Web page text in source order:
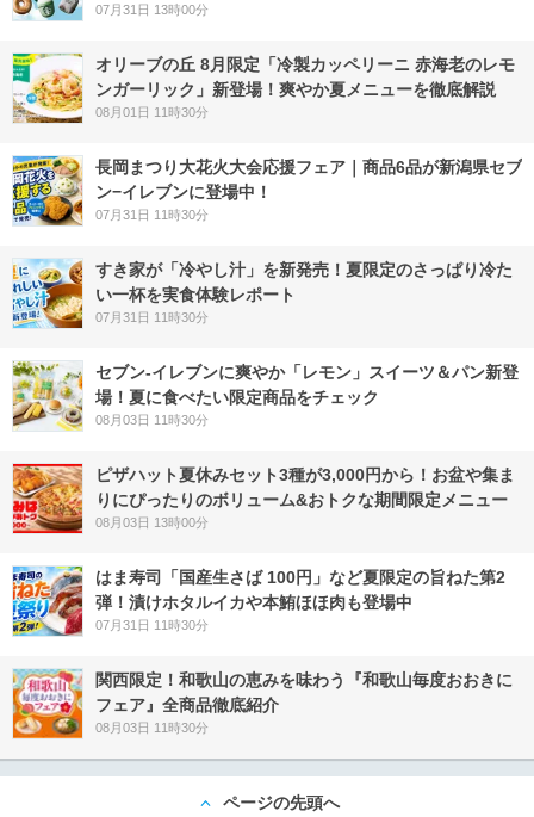
07月31日 13時00分
オリーブの丘 8月限定「冷製カッペリーニ 赤海老のレモ
ンガーリック」新登場！爽やか夏メニューを徹底解説
08月01日 11時30分
長岡まつり大花火大会応援フェア｜商品6品が新潟県セブ
ン−イレブンに登場中！
07月31日 11時30分
すき家が「冷やし汁」を新発売！夏限定のさっぱり冷た
い一杯を実食体験レポート
07月31日 11時30分
セブン‐イレブンに爽やか「レモン」スイーツ＆パン新登
場！夏に食べたい限定商品をチェック
08月03日 11時30分
ピザハット夏休みセット3種が3,000円から！お盆や集ま
りにぴったりのボリューム&おトクな期間限定メニュー
08月03日 13時00分
はま寿司「国産生さば 100円」など夏限定の旨ねた第2
弾！漬けホタルイカや本鮪ほほ肉も登場中
07月31日 11時30分
関西限定！和歌山の恵みを味わう『和歌山毎度おおきに
フェア』全商品徹底紹介
08月03日 11時30分
ページの先頭へ